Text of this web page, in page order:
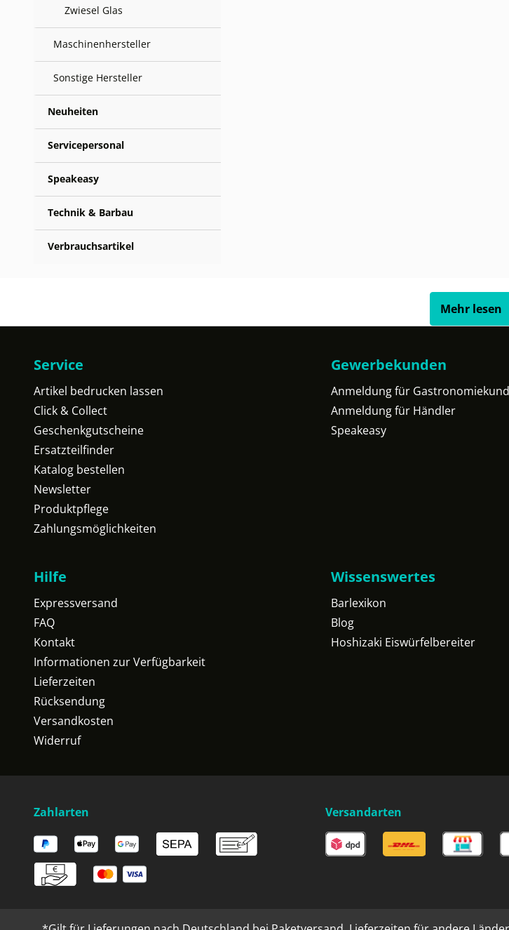
Zwiesel Glas
Maschinenhersteller
Sonstige Hersteller
Neuheiten
Servicepersonal
Speakeasy
Technik & Barbau
Verbrauchsartikel
Mehr lesen
Service
Artikel bedrucken lassen
Click & Collect
Geschenkgutscheine
Ersatzteilfinder
Katalog bestellen
Newsletter
Produktpflege
Zahlungsmöglichkeiten
Gewerbekunden
Anmeldung für
Anmeldung für Händler
Speakeasy
Hilfe
Expressversand
FAQ
Kontakt
Informationen zur Verfügbarkeit
Lieferzeiten
Rücksendung
Versandkosten
Widerruf
Wissenswertes
Barlexikon
Blog
Hoshizaki Eiswürfelbereiter
Zahlarten Versandarten